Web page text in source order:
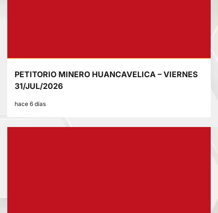
PETITORIO MINERO HUANCAVELICA – VIERNES
31/JUL/2026
hace 6 días